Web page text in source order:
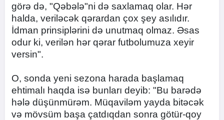
görə də, "Qəbələ"ni də saxlamaq olar. Hər
halda, veriləcək qərardan çox şey asılıdır.
İdman prinsiplərini də unutmaq olmaz. Əsas
odur ki, verilən hər qərar futbolumuza xeyir
versin".
O, sonda yeni sezona harada başlamaq
ehtimalı haqda isə bunları deyib: "Bu barədə
hələ düşünmürəm. Müqaviləm yayda bitəcək
və mövsüm başa çatdıqdan sonra götür-qoy